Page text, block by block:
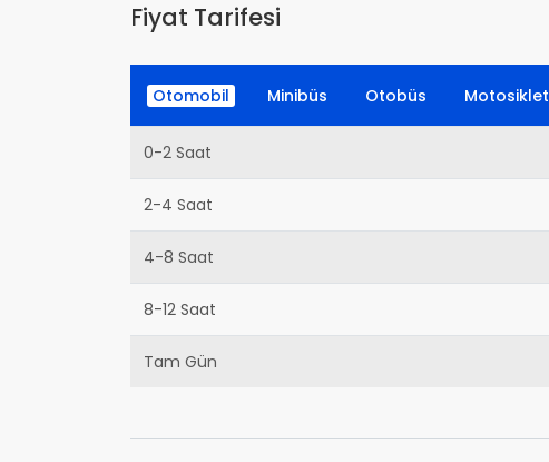
Fiyat Tarifesi
Otomobil Minibüs Otobüs Motosiklet
0-2 Saat
2-4 Saat
4-8 Saat
8-12 Saat
Tam Gün